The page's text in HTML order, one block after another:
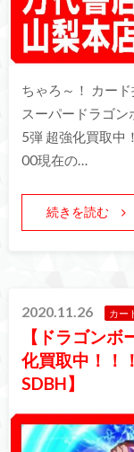
ちゃろ～！ カー
スーパードラゴ
5弾 超強化買取
00現在の…
続きを読む
2020.11.26 カー
【ドラゴン
化買取中！！
SDBH】